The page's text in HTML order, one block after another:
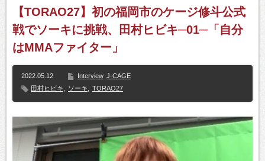
【TORAO27】初の福岡市のケージ修斗公式
戦でソーキに挑戦、田村ヒビキ─01─「自分
はMMAファイター」
2022.05.12 Interview J-CAGE
田村ヒビキ
ソーキ TORAO27